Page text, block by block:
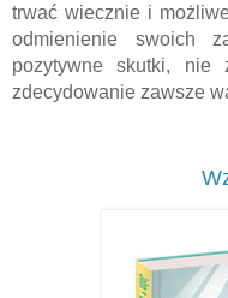
trwać wiecznie i
odmienienie swoich
pozytywne skutki, nie
zdecydowanie zawsze